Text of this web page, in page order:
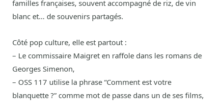
familles françaises, souvent accompagné de riz, de vin
blanc et… de souvenirs partagés.
Côté pop culture, elle est partout :
– Le commissaire Maigret en raffole dans les romans de
Georges Simenon,
– OSS 117 utilise la phrase “Comment est votre
blanquette ?” comme mot de passe dans un de ses films,